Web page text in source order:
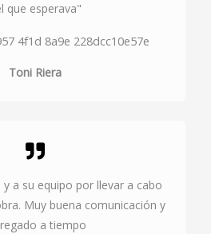
que esperava"
Toni Riera
y a su equipo por llevar a cabo
Muy buena comunicación y
a tiempo